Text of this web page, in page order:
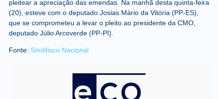
pleitear a apreciação das emendas. Na manhã desta quinta-feira
(20), esteve com o deputado Josias Mário da Vitória (PP-ES),
que se comprometeu a levar o pleito ao presidente da CMO,
deputado Júlio Arcoverde (PP-PI).
Fonte: Sindifisco Nacional